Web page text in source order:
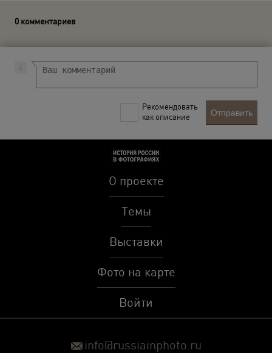
0 комментариев
Рекомендовать
как описание
Отправить
О проекте
Темы
Выставки
Фото на карте
Войти
info@russiainphoto.ru